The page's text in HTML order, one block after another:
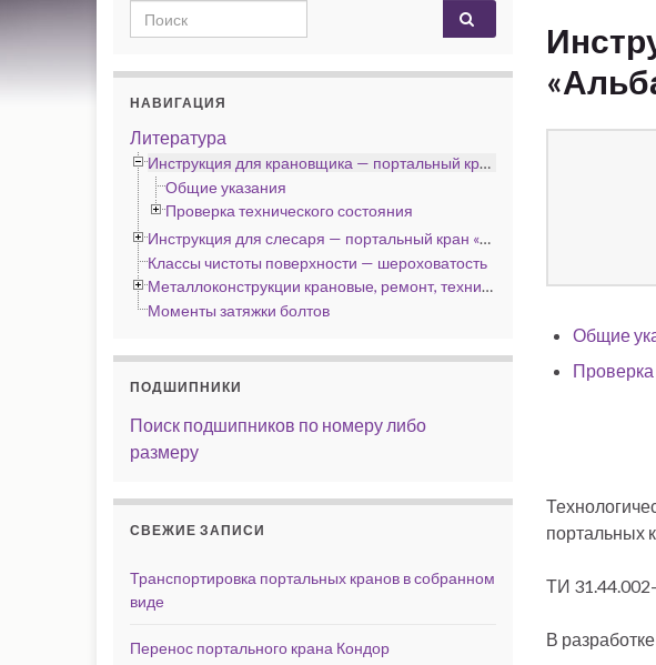
Общие
Проверка
портальных
ТИ
В
Search for:
НАВИГАЦИЯ
Литература
Инструкция для крановщика — портальный кран «Альбатрос», «Сокол» и «Кондор»
Общие указания
Проверка технического состояния
Инструкция для слесаря — портальный кран «Альбатрос», «Сокол» и «Кондор»
Классы чистоты поверхности — шероховатость
Металлоконструкции крановые, ремонт, технические условия
Моменты затяжки болтов
ПОДШИПНИКИ
Поиск подшипников по номеру либо
размеру
СВЕЖИЕ ЗАПИСИ
Транспортировка портальных кранов в собранном
виде
Перенос портального крана Кондор